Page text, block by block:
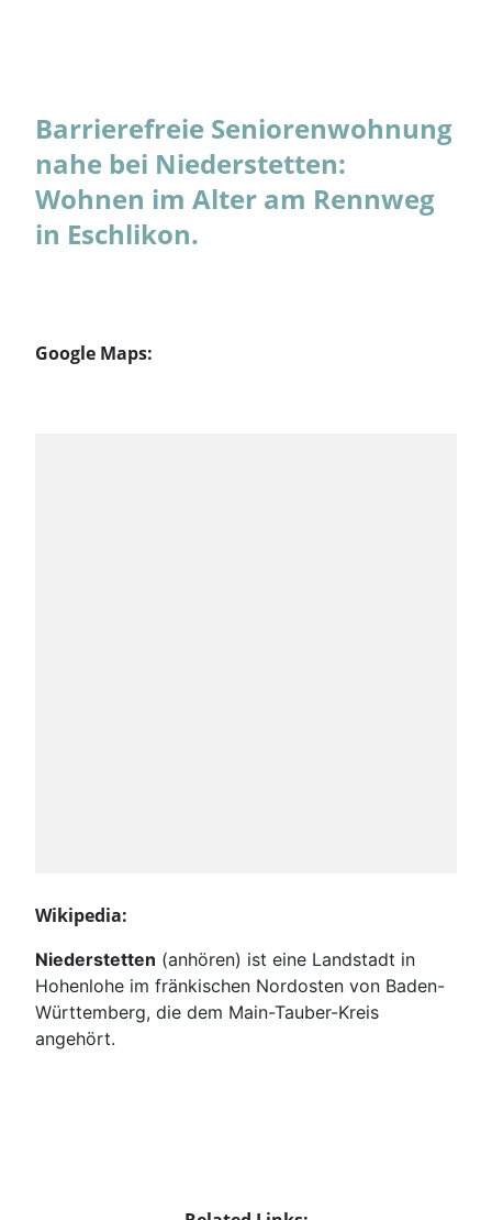
Barrierefreie Seniorenwohnung
nahe bei Niederstetten:
Wohnen im Alter am Rennweg
in Eschlikon.
Google Maps:
Wikipedia:
Niederstetten (anhören) ist eine Landstadt in
Hohenlohe im fränkischen Nordosten von Baden-
Württemberg, die dem Main-Tauber-Kreis
angehört.